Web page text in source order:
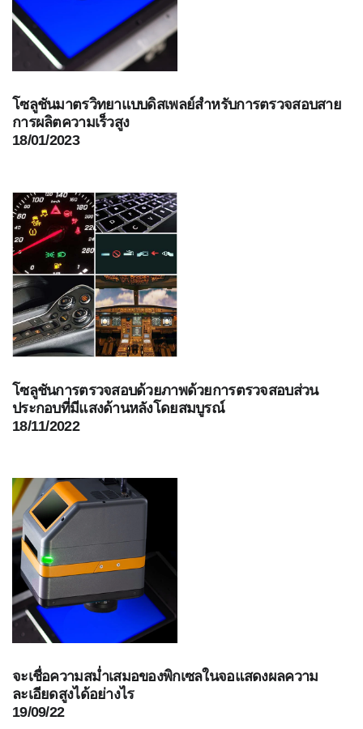
ศัพท์
คำถาม
พบ
บ่อย
บล็อก
เรา
ข้อมูล
องค์กร
(ENG)
หน่วย
ธุรกิจ
การ
ตรวจ
จับ
ตัวแทน
จำหน่าย
เรา
ยืน
หยัด
เพื่อ
(ENG)
มุม
พัฒนา
ผลิตภัณฑ์
ด้าน
เทคนิค
ข่าว
โซลูชันมาตรวิทยาแบบดิสเพลย์สำหรับการตรวจสอบสาย
การผลิตความเร็วสูง
18/01/2023
โซลูชันการตรวจสอบด้วยภาพด้วยการตรวจสอบส่วน
ประกอบที่มีแสงด้านหลังโดยสมบูรณ์
18/11/2022
จะเชื่อความสม่ำเสมอของพิกเซลในจอแสดงผลความ
ละเอียดสูงได้อย่างไร
19/09/22